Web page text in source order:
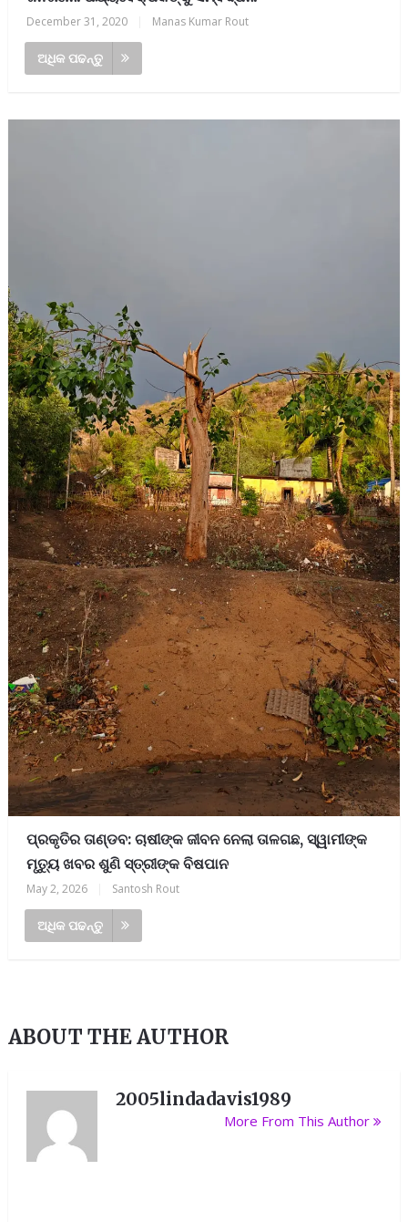
December 31, 2020 Manas Kumar Rout
ଅଧିକ ପଢନ୍ତୁ
ପ୍ରକୃତିର ତାଣ୍ଡବ: ଚାଷୀଙ୍କ ଜୀବନ ନେଲା ତାଳଗଛ, ସ୍ୱାମୀଙ୍କ
ମୃତ୍ୟୁ ଖବର ଶୁଣି ସ୍ତ୍ରୀଙ୍କ ବିଷପାନ
May 2, 2026 Santosh Rout
ଅଧିକ ପଢନ୍ତୁ
ABOUT THE AUTHOR
2005lindadavis1989
More From This Author